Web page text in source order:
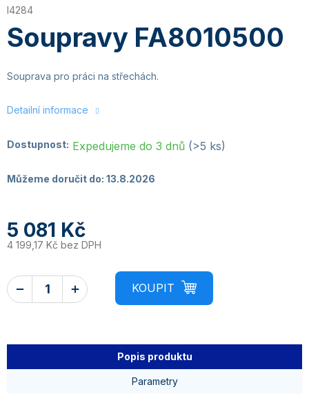
Soupravy FA8010500
I4284
Souprava pro práci na střechách.
Detailní informace
Dostupnost: Expedujeme do 3 dnů (>5 ks)
Můžeme doručit do: 13.8.2026
5 081 Kč
4 199,17 Kč bez DPH
Popis produktu
Parametry